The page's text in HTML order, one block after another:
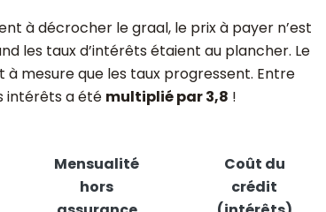
à décrocher le graal, le prix à payer n’est
les taux d’intérêts étaient au plancher. Le
à mesure que les taux progressent. Entre
intérêts a été multiplié par 3,8 !
Mensualité
hors
Coût du
crédit